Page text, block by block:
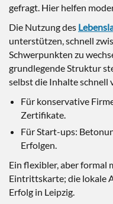
gefragt. Hier helfen
Die Nutzung des
unterstützen, schnell
Schwerpunkten zu
grundlegende Struktur
selbst die Inhalte schnell
Für konservative
Zertifikate.
Für Start-ups:
Erfolgen.
Ein flexibler, aber formal
Eintrittskarte; die lokale
Erfolg in Leipzig.